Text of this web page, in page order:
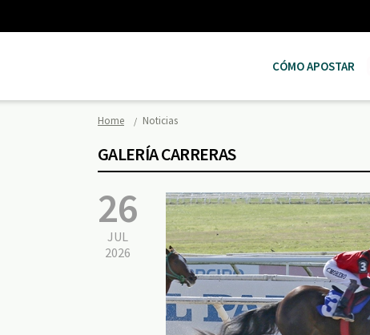
CÓMO APOSTAR
Home Noticias
GALERÍA CARRERAS
26
JUL
2026